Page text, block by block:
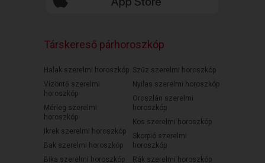
Társkereső párhoroszkóp
Halak szerelmi horoszkóp
Vízöntő szerelmi
horoszkóp
Mérleg szerelmi
horoszkóp
Ikrek szerelmi horoszkóp
Bak szerelmi horoszkóp
Bika szerelmi horoszkóp
Szűz szerelmi horoszkóp
Nyilas szerelmi horoszkóp
Oroszlán szerelmi
horoszkóp
Kos szerelmi horoszkóp
Skorpió szerelmi
horoszkóp
Rák szerelmi horoszkóp